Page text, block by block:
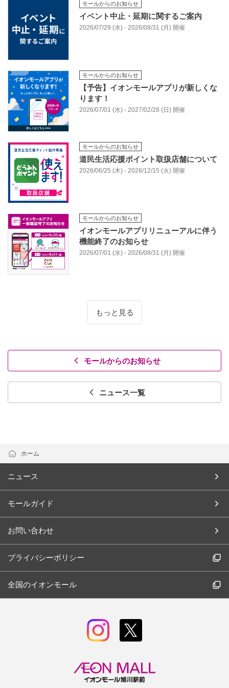
モールからのお知らせ
イベント中止・延期に関するご案内
2026/07/29 (水) - 2026/08/31 (月) 開催
モールからのお知らせ
【予告】イオンモールアプリが新しくな
ります！
2026/07/01 (水) - 2027/02/28 (日) 開催
モールからのお知らせ
道民生活応援ポイント取扱店舗について
2026/06/25 (木) - 2026/12/15 (火) 開催
モールからのお知らせ
イオンモールアプリリニューアルに伴う
機能終了のお知らせ
2026/07/01 (水) - 2026/08/31 (月) 開催
もっと見る
モールからのお知らせ
ニュース一覧
ホーム
ニュース
モールガイド
お問い合わせ
プライバシーポリシー
全国のイオンモール